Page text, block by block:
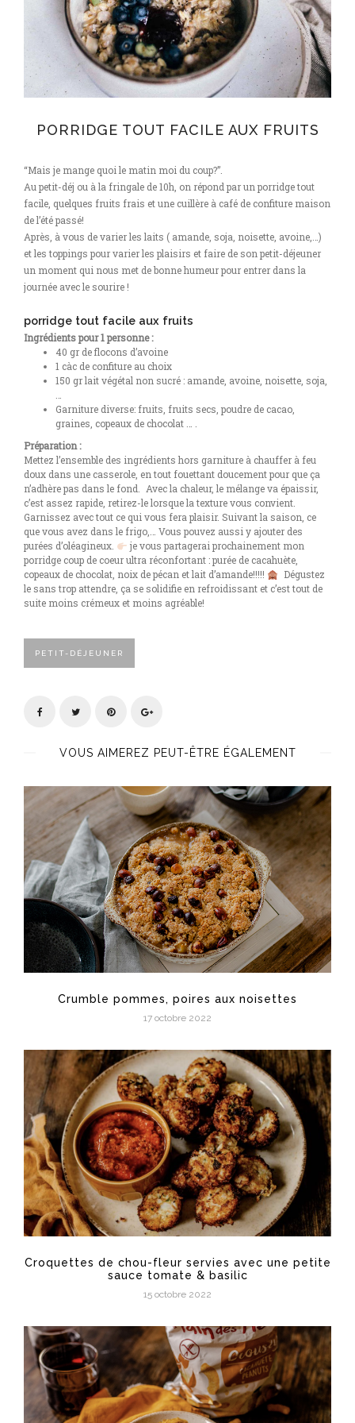
PORRIDGE TOUT FACILE AUX FRUITS
“Mais je mange quoi le matin moi du coup?”.
Au petit-déj ou à la fringale de 10h, on répond par un porridge tout
facile, quelques fruits frais et une cuillère à café de confiture maison
de l’été passé!
Après, à vous de varier les laits ( amande, soja, noisette, avoine,…)
et les toppings pour varier les plaisirs et faire de son petit-déjeuner
un moment qui nous met de bonne humeur pour entrer dans la
journée avec le sourire !
porridge tout facile aux fruits
Ingrédients pour 1 personne :
40 gr de flocons d’avoine
1 càc de confiture au choix
150 gr lait végétal non sucré : amande, avoine, noisette, soja,
…
Garniture diverse: fruits, fruits secs, poudre de cacao,
graines, copeaux de chocolat … .
Préparation :
Mettez l’ensemble des ingrédients hors garniture à chauffer à feu
doux dans une casserole, en tout fouettant doucement pour que ça
n’adhère pas dans le fond. Avec la chaleur, le mélange va épaissir,
c’est assez rapide, retirez-le lorsque la texture vous convient.
Garnissez avec tout ce qui vous fera plaisir. Suivant la saison, ce
que vous avez dans le frigo,… Vous pouvez aussi y ajouter des
purées d’oléagineux.
je vous partagerai prochainement mon
porridge coup de coeur ultra réconfortant : purée de cacahuète,
copeaux de chocolat, noix de pécan et lait d’amande!!!!!
Dégustez
le sans trop attendre, ça se solidifie en refroidissant et c’est tout de
suite moins crémeux et moins agréable!
PETIT-DÉJEUNER
VOUS AIMEREZ PEUT-ÊTRE ÉGALEMENT
Crumble pommes, poires aux noisettes
17 octobre 2022
Croquettes de chou-fleur servies avec une petite
sauce tomate & basilic
15 octobre 2022